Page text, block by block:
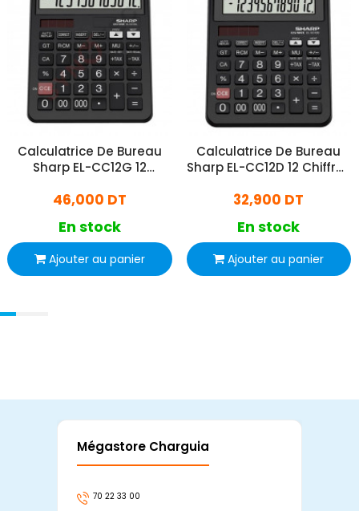
Calculatrice De Bureau
Sharp EL-CC12G 12
46,000 DT
En stock
Ajouter au panier
Calculatrice De Bureau
Sharp EL-CC12D 12 Chiffres
32,900 DT
En stock
Ajouter au panier
Mégastore Charguia
70 22 33 00